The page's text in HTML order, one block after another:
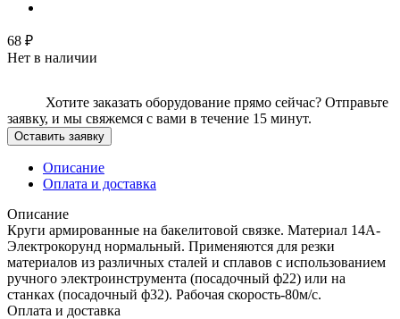
68 ₽
Нет в наличии
Хотите заказать оборудование прямо сейчас? Отправьте
заявку, и мы свяжемся с вами в течение 15 минут.
Оставить заявку
Описание
Оплата и доставка
Описание
Круги армированные на бакелитовой связке. Материал 14А-
Электрокорунд нормальный. Применяются для резки
материалов из различных сталей и сплавов с использованием
ручного электроинструмента (посадочный ф22) или на
станках (посадочный ф32). Рабочая скорость-80м/с.
Оплата и доставка